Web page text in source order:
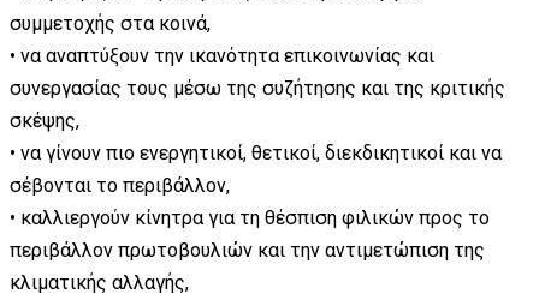
συμμετοχής στα κοινά,
• να αναπτύξουν την ικανότητα επικοινωνίας και
συνεργασίας τους μέσω της συζήτησης και της κριτικής
σκέψης,
• να γίνουν πιο ενεργητικοί, θετικοί, διεκδικητικοί και να
σέβονται το περιβάλλον,
• καλλιεργούν κίνητρα για τη θέσπιση φιλικών προς το
περιβάλλον πρωτοβουλιών και την αντιμετώπιση της
κλιματικής αλλαγής,